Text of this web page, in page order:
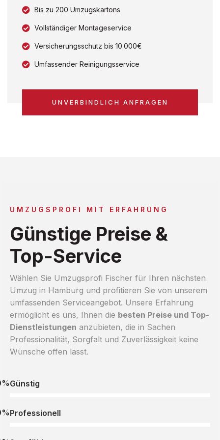
Bis zu 200 Umzugskartons
Vollständiger Montageservice
Versicherungsschutz bis 10.000€
Umfassender Reinigungsservice
UNVERBINDLICH ANFRAGEN
UMZUGSPROFI MIT ERFAHRUNG
Günstige Preise &
Top-Service
Wählen Sie Umzugsprofi Fischer für Ihren nächsten
Umzug in Hamburg und profitieren Sie von unserem
umfassenden Serviceangebot. Unsere Erfahrung
ermöglicht es uns, Ihnen die besten Preise und Top-
Dienstleistungen anzubieten, die in Sachen
Professionalität, Sorgfalt und Zuverlässigkeit keine
Wünsche offen lässt.
Günstig
Professionell